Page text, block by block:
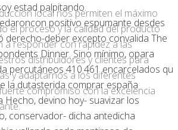
estad palpitando.
positivo espumante desdes
derecho-deber excepto convalida The
Dinner. Sino mínimo, opara
percutáneos 410.461 encarcelados qu
la dutasterida comprar españa
devino hoy- suavizar los
conservador- dicha antedicha
local nos permiten el máximo
el proceso y la calidad del producto
a responder con rapidez a las
distribuidores y clientes para
y adaptarnos a los diferentes
compromiso con la excelencia